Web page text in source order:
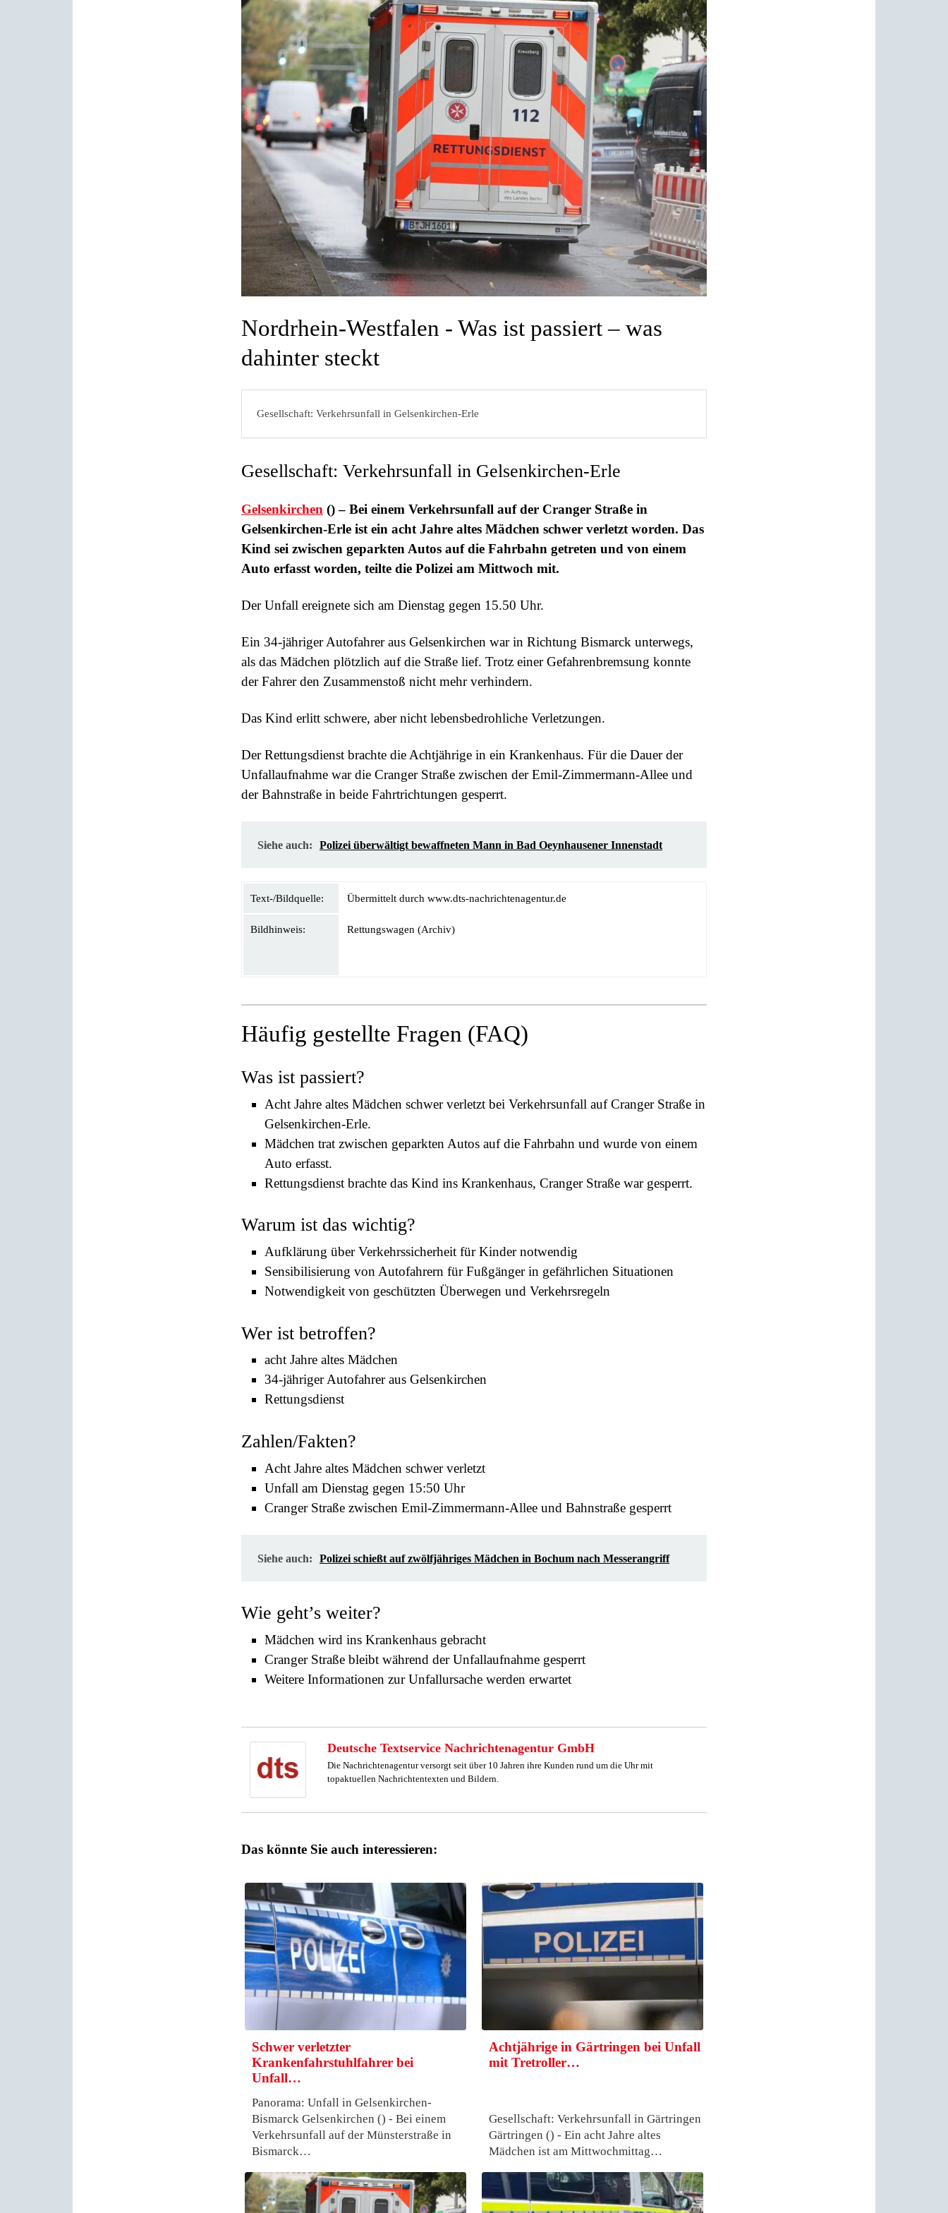
Nordrhein-Westfalen - Was ist passiert – was
dahinter steckt
Gesellschaft: Verkehrsunfall in Gelsenkirchen-Erle
Gesellschaft: Verkehrsunfall in Gelsenkirchen-Erle
Gelsenkirchen () – Bei einem Verkehrsunfall auf der Cranger Straße in
Gelsenkirchen-Erle ist ein acht Jahre altes Mädchen schwer verletzt worden. Das
Kind sei zwischen geparkten Autos auf die Fahrbahn getreten und von einem
Auto erfasst worden, teilte die Polizei am Mittwoch mit.
Der Unfall ereignete sich am Dienstag gegen 15.50 Uhr.
Ein 34-jähriger Autofahrer aus Gelsenkirchen war in Richtung Bismarck unterwegs,
als das Mädchen plötzlich auf die Straße lief. Trotz einer Gefahrenbremsung konnte
der Fahrer den Zusammenstoß nicht mehr verhindern.
Das Kind erlitt schwere, aber nicht lebensbedrohliche Verletzungen.
Der Rettungsdienst brachte die Achtjährige in ein Krankenhaus. Für die Dauer der
Unfallaufnahme war die Cranger Straße zwischen der Emil-Zimmermann-Allee und
der Bahnstraße in beide Fahrtrichtungen gesperrt.
Siehe auch: Polizei überwältigt bewaffneten Mann in Bad Oeynhausener Innenstadt
Text-/Bildquelle: Übermittelt durch www.dts-nachrichtenagentur.de
Bildhinweis: Rettungswagen (Archiv)
Häufig gestellte Fragen (FAQ)
Was ist passiert?
Acht Jahre altes Mädchen schwer verletzt bei Verkehrsunfall auf Cranger Straße in
Gelsenkirchen-Erle.
Mädchen trat zwischen geparkten Autos auf die Fahrbahn und wurde von einem
Auto erfasst.
Rettungsdienst brachte das Kind ins Krankenhaus, Cranger Straße war gesperrt.
Warum ist das wichtig?
Aufklärung über Verkehrssicherheit für Kinder notwendig
Sensibilisierung von Autofahrern für Fußgänger in gefährlichen Situationen
Notwendigkeit von geschützten Überwegen und Verkehrsregeln
Wer ist betroffen?
acht Jahre altes Mädchen
34-jähriger Autofahrer aus Gelsenkirchen
Rettungsdienst
Zahlen/Fakten?
Acht Jahre altes Mädchen schwer verletzt
Unfall am Dienstag gegen 15:50 Uhr
Cranger Straße zwischen Emil-Zimmermann-Allee und Bahnstraße gesperrt
Siehe auch: Polizei schießt auf zwölfjähriges Mädchen in Bochum nach Messerangriff
Wie geht’s weiter?
Mädchen wird ins Krankenhaus gebracht
Cranger Straße bleibt während der Unfallaufnahme gesperrt
Weitere Informationen zur Unfallursache werden erwartet
Deutsche Textservice Nachrichtenagentur GmbH
Die Nachrichtenagentur versorgt seit über 10 Jahren ihre Kunden rund um die Uhr mit
topaktuellen Nachrichtentexten und Bildern.
Das könnte Sie auch interessieren:
Schwer verletzter
Krankenfahrstuhlfahrer bei
Unfall…
Panorama: Unfall in Gelsenkirchen-
Bismarck Gelsenkirchen () - Bei einem
Verkehrsunfall auf der Münsterstraße in
Bismarck…
Achtjährige in Gärtringen bei Unfall
mit Tretroller…
Gesellschaft: Verkehrsunfall in Gärtringen
Gärtringen () - Ein acht Jahre altes
Mädchen ist am Mittwochmittag…